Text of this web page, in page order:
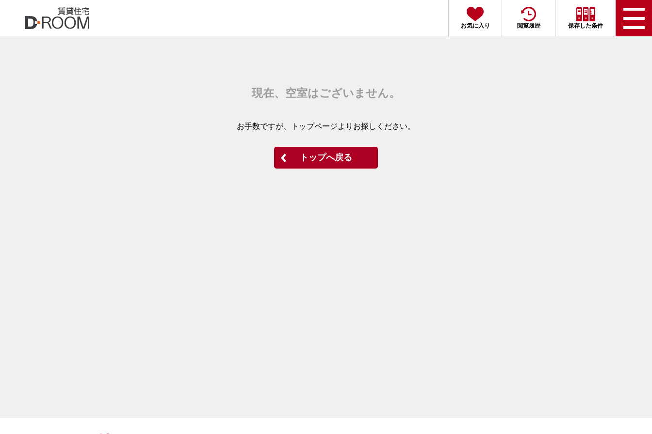
お気に入り 閲覧履歴 保存した条件
現在、空室はございません。
お手数ですが、トップページよりお探しください。
トップへ戻る